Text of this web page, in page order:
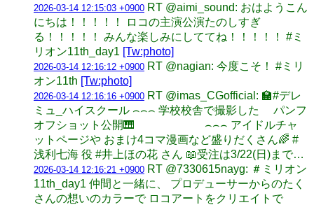
2026-03-14 12:15:03 +0900 RT @aimi_sound: おはようこん
にちは！！！！！ ロコの主演公演たのしすぎ
る！！！！！ みんな楽しみにしててね！！！！！ #ミ
リオン11th_day1 [Tw:photo]
2026-03-14 12:16:12 +0900 RT @nagian: 今度こそ！ #ミリ
オン11th [Tw:photo]
2026-03-14 12:16:16 +0900 RT @imas_CGofficial: 🏫#デレ
ミュ_ハイスクール ⌢⌢⌢ 学校校舎で撮影した パンフ
オフショット公開🎹 ⌢⌢⌢ アイドルチャ
ットページや おまけ4コマ漫画など盛りだくさん🌈 #
浅利七海 役 #井上ほの花 さん 📖受注は3/22(日)まで…
2026-03-14 12:16:21 +0900 RT @7330615nayg: ＃ミリオン
11th_day1 仲間と一緒に、 プロデューサーからのたく
さんの想いのカラーで ロコアートをクリエイトで